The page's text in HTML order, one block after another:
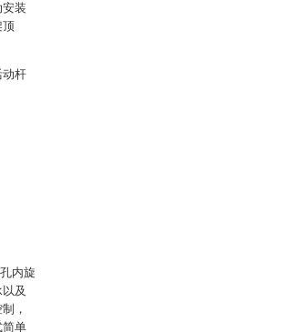
装
顶
动杆
内旋
及
，
简单